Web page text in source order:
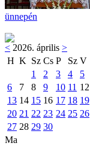
ünnepén
< 2026. április >
H K Sz Cs P Sz V
1
2 3 4
5
6
7 8 9 10 11 12
13 14 15 16 17 18 19
20 21 22 23 24 25 26
27 28 29 30
Ma